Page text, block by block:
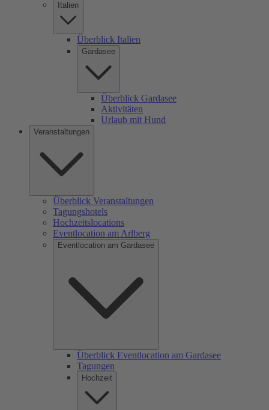
Italien
Überblick Italien
Gardasee
Überblick Gardasee
Aktivitäten
Urlaub mit Hund
Veranstaltungen
Überblick Veranstaltungen
Tagungshotels
Hochzeitslocations
Eventlocation am Arlberg
Eventlocation am Gardasee
Überblick Eventlocation am Gardasee
Tagungen
Hochzeit